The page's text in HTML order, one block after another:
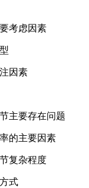
考虑因素
因素
主要存在问题
的主要因素
复杂程度
式